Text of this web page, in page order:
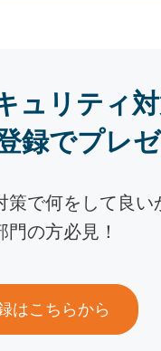
ュリティ対
録でプレゼ
策で何をして良い
の方必見！
はこちらから